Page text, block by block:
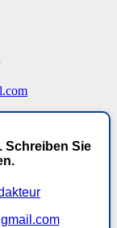
Schreiben Sie